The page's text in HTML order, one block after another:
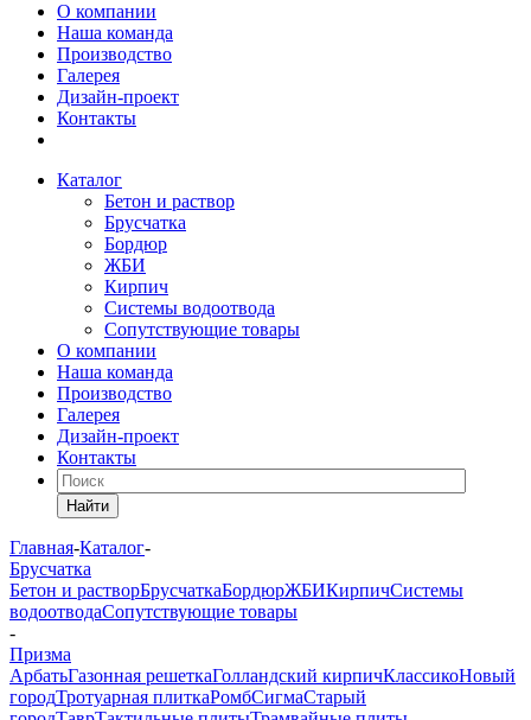
О компании
Наша команда
Производство
Галерея
Дизайн-проект
Контакты
Каталог
Бетон и раствор
Брусчатка
Бордюр
ЖБИ
Кирпич
Системы водоотвода
Сопутствующие товары
О компании
Наша команда
Производство
Галерея
Дизайн-проект
Контакты
Найти
Главная-Каталог-
Брусчатка
Бетон и растворБрусчаткаБордюрЖБИКирпичСистемы
водоотводаСопутствующие товары
-
Призма
АрбатьГазонная решеткаГолландский кирпичКлассикоНовый
городТротуарная плиткаРомбСигмаСтарый